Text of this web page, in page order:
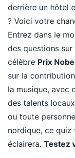
derrière un hôtel
? Voici votre
Entrez dans le
des questions
célèbre Prix
sur la
la musique, avec
des talents
ou toute
nordique, ce
éclairera. Testez